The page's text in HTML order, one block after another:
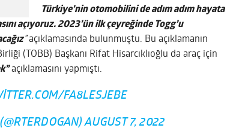
Türkiye’nin otomobilini de adım adım hayata
açıyoruz. 2023’ün ilk çeyreğinde Togg’u
”açıklamasında bulunmuştu. Bu açıklamanın
(TOBB) Başkanı Rifat Hisarcıklıoğlu da araç için
açıklamasını yapmıştı.
FA8LESJEBE
AUGUST 7, 2022